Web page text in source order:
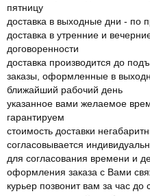
пятницу
доставка в выходные дни - по
доставка в утренние и
договоренности
доставка производится до
заказы, оформленные в
ближайший рабочий день
указанное вами желаемое
гарантируем
стоимость доставки
согласовывается
для согласования времени и
оформления заказа с Вами
курьер позвонит вам за час до